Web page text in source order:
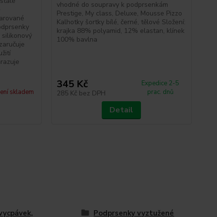
silikonový
skladem
vhodné do soupravy k podprsenkám
Prestige, My class, Deluxe, Mousse Pizzo
Kalhotky šortky bílé, černé, tělové Složení:
krajka 88% polyamid, 12% elastan, klínek
100% bavlna
345 Kč
285 Kč bez DPH
Expedice 2-5
prac. dnů
Detail
Podprsenky vyztužené